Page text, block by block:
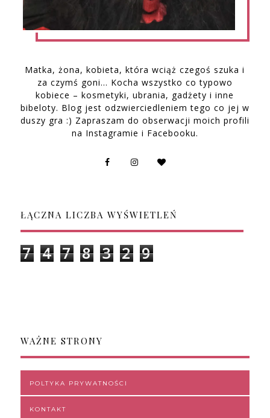
Matka, żona, kobieta, która wciąż czegoś szuka i
za czymś goni… Kocha wszystko co typowo
kobiece – kosmetyki, ubrania, gadżety i inne
bibeloty. Blog jest odzwierciedleniem tego co jej w
duszy gra :) Zapraszam do obserwacji moich profili
na Instagramie i Facebooku.
ŁĄCZNA LICZBA WYŚWIETLEŃ
7 4 7 8 3 2 9
WAŻNE STRONY
POLTYKA PRYWATNOŚCI
KONTAKT